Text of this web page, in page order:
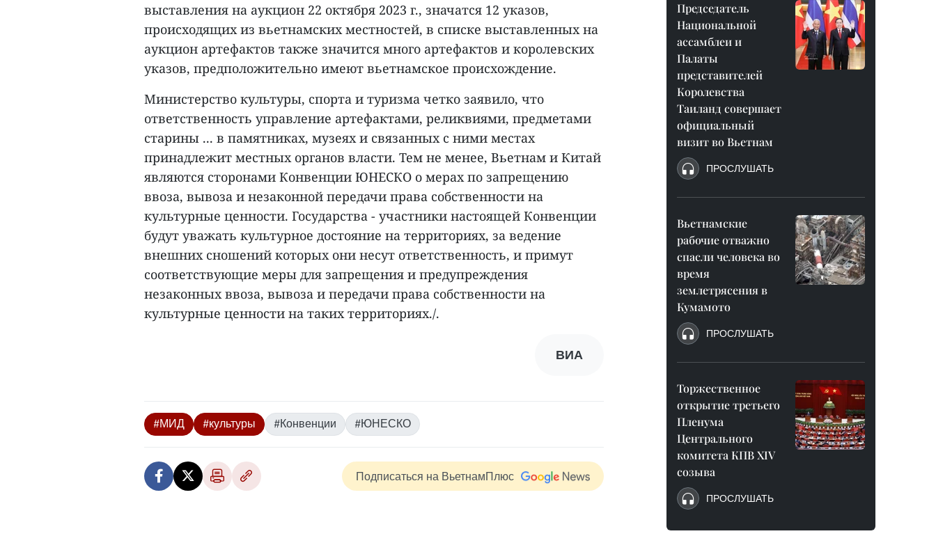
выставления на аукцион 22 октября 2023 г., значатся 12 указов,
происходящих из вьетнамских местностей, в списке выставленных на
аукцион артефактов также значится много артефактов и королевских
указов, предположительно имеют вьетнамское происхождение.
Министерство культуры, спорта и туризма четко заявило, что
ответственность управление артефактами, реликвиями, предметами
старины ... в памятниках, музеях и связанных с ними местах
принадлежит местных органов власти. Тем не менее, Вьетнам и Китай
являются сторонами Конвенции ЮНЕСКО о мерах по запрещению
ввоза, вывоза и незаконной передачи права собственности на
культурные ценности. Государства - участники настоящей Конвенции
будут уважать культурное достояние на территориях, за ведение
внешних сношений которых они несут ответственность, и примут
соответствующие меры для запрещения и предупреждения
незаконных ввоза, вывоза и передачи права собственности на
культурные ценности на таких территориях./.
ВИА
#МИД #культуры #Конвенции #ЮНЕСКО
Подписаться на ВьетнамПлюс
Председатель
Национальной
ассамблеи и
Палаты
представителей
Королевства
Таиланд совершает
официальный
визит во Вьетнам
ПРОСЛУШАТЬ
Вьетнамские
рабочие отважно
спасли человека во
время
землетрясения в
Кумамото
ПРОСЛУШАТЬ
Торжественное
открытие третьего
Пленума
Центрального
комитета КПВ XIV
созыва
ПРОСЛУШАТЬ